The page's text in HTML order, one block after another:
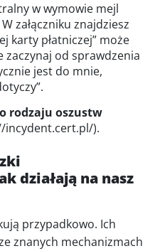
w wymowie mejl
załączniku znajdziesz
karty płatniczej” może
zaczynaj od sprawdzenia
jest do mnie,
rodzaju oszustw
incydent.cert.pl/).
działają na nasz
przypadkowo. Ich
znanych mechanizmach